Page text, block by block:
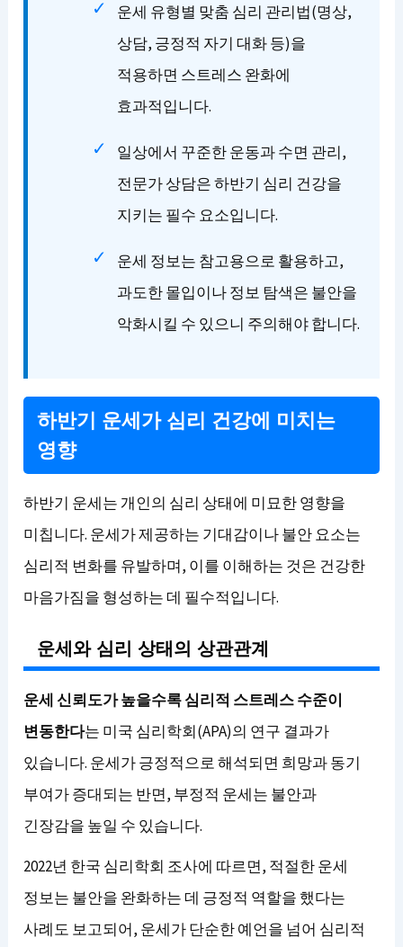
운세 유형별 맞춤 심리 관리법(명상,
상담, 긍정적 자기 대화 등)을
적용하면 스트레스 완화에
효과적입니다.
일상에서 꾸준한 운동과 수면 관리,
전문가 상담은 하반기 심리 건강을
지키는 필수 요소입니다.
운세 정보는 참고용으로 활용하고,
과도한 몰입이나 정보 탐색은 불안을
악화시킬 수 있으니 주의해야 합니다.
하반기 운세가 심리 건강에 미치는
영향
하반기 운세는 개인의 심리 상태에 미묘한 영향을
미칩니다. 운세가 제공하는 기대감이나 불안 요소는
심리적 변화를 유발하며, 이를 이해하는 것은 건강한
마음가짐을 형성하는 데 필수적입니다.
운세와 심리 상태의 상관관계
운세 신뢰도가 높을수록 심리적 스트레스 수준이
변동한다는 미국 심리학회(APA)의 연구 결과가
있습니다. 운세가 긍정적으로 해석되면 희망과 동기
부여가 증대되는 반면, 부정적 운세는 불안과
긴장감을 높일 수 있습니다.
2022년 한국 심리학회 조사에 따르면, 적절한 운세
정보는 불안을 완화하는 데 긍정적 역할을 했다는
사례도 보고되어, 운세가 단순한 예언을 넘어 심리적